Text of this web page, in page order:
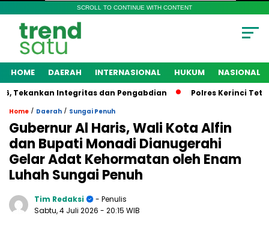
SCROLL TO CONTINUE WITH CONTENT
HOME DAERAH INTERNASIONAL HUKUM NASIONAL
Integritas dan Pengabdian Polres Kerinci
Home / Daerah / Sungai Penuh
Gubernur Al Haris, Wali Kota Alfin
dan Bupati Monadi Dianugerahi
Gelar Adat Kehormatan oleh Enam
Luhah Sungai Penuh
Tim Redaksi
- Penulis
Sabtu, 4 Juli 2026 - 20:15 WIB